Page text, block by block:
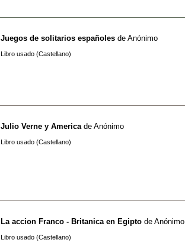
Juegos de solitarios españoles de Anónimo
Libro usado (Castellano)
Julio Verne y America de Anónimo
Libro usado (Castellano)
La accion Franco - Britanica en Egipto de Anónimo
Libro usado (Castellano)